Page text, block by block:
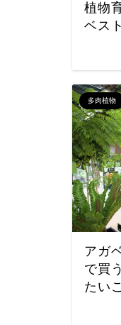
植物
ベス
多肉植物
アガ
で買
たい